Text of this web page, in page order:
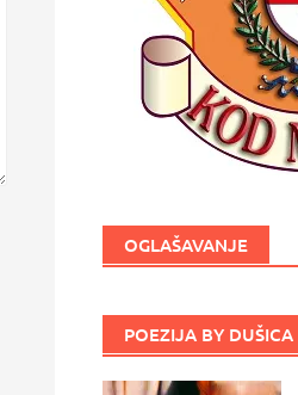
OGLAŠAVANJE
POEZIJA BY DUŠICA